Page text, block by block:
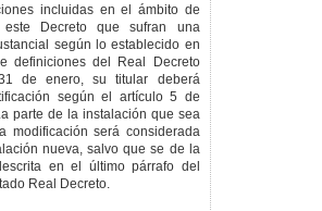
incluidas en el ámbito de
Decreto que sufran una
según lo establecido en
definiciones del Real Decreto
de enero, su titular deberá
según el artículo 5 de
parte de la instalación que sea
modificación será considerada
nueva, salvo que se de la
en el último párrafo del
Real Decreto.